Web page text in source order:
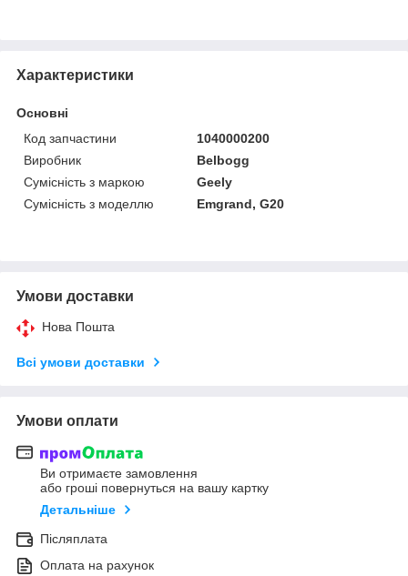
Характеристики
Основні
Код запчастини
1040000200
Виробник
Belbogg
Сумісність з маркою
Geely
Сумісність з моделлю
Emgrand, G20
Умови доставки
Нова Пошта
Всі умови доставки
Умови оплати
Ви отримаєте замовлення
або гроші повернуться на вашу картку
Детальніше
Післяплата
Оплата на рахунок